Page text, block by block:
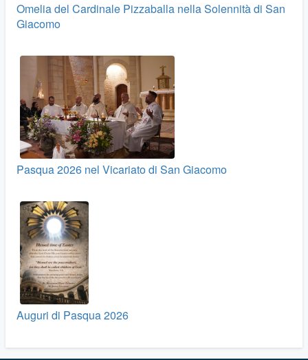
Omelia del Cardinale Pizzaballa nella Solennità di San
Giacomo
Pasqua 2026 nel Vicariato di San Giacomo
Auguri di Pasqua 2026